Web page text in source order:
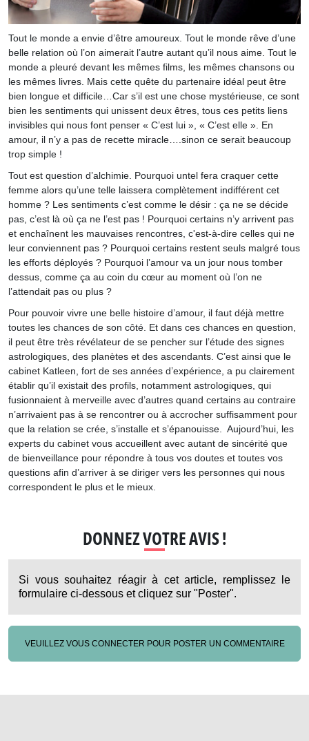
Tout le monde a envie d’être amoureux. Tout le monde rêve d’une
belle relation où l’on aimerait l’autre autant qu’il nous aime. Tout le
monde a pleuré devant les mêmes films, les mêmes chansons ou
les mêmes livres. Mais cette quête du partenaire idéal peut être
bien longue et difficile…Car s’il est une chose mystérieuse, ce sont
bien les sentiments qui unissent deux êtres, tous ces petits liens
invisibles qui nous font penser « C’est lui », « C’est elle ». En
amour, il n’y a pas de recette miracle….sinon ce serait beaucoup
trop simple !
Tout est question d’alchimie. Pourquoi untel fera craquer cette
femme alors qu’une telle laissera complètement indifférent cet
homme ? Les sentiments c’est comme le désir : ça ne se décide
pas, c’est là où ça ne l’est pas ! Pourquoi certains n’y arrivent pas
et enchaînent les mauvaises rencontres, c'est-à-dire celles qui ne
leur conviennent pas ? Pourquoi certains restent seuls malgré tous
les efforts déployés ? Pourquoi l’amour va un jour nous tomber
dessus, comme ça au coin du cœur au moment où l’on ne
l’attendait pas ou plus ?
Pour pouvoir vivre une belle histoire d’amour, il faut déjà mettre
toutes les chances de son côté. Et dans ces chances en question,
il peut être très révélateur de se pencher sur l’étude des signes
astrologiques, des planètes et des ascendants. C’est ainsi que le
cabinet Katleen, fort de ses années d’expérience, a pu clairement
établir qu’il existait des profils, notamment astrologiques, qui
fusionnaient à merveille avec d’autres quand certains au contraire
n’arrivaient pas à se rencontrer ou à accrocher suffisamment pour
que la relation se crée, s’installe et s’épanouisse. Aujourd’hui, les
experts du cabinet vous accueillent avec autant de sincérité que
de bienveillance pour répondre à tous vos doutes et toutes vos
questions afin d’arriver à se diriger vers les personnes qui nous
correspondent le plus et le mieux.
DONNEZ VOTRE AVIS !
Si vous souhaitez réagir à cet article, remplissez le
formulaire ci-dessous et cliquez sur "Poster".
VEUILLEZ VOUS CONNECTER POUR POSTER UN COMMENTAIRE